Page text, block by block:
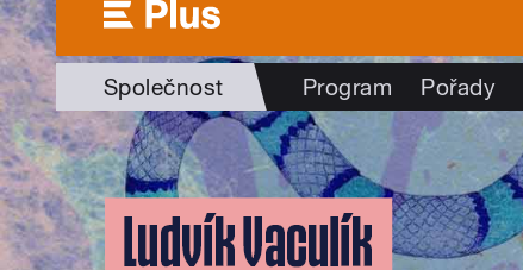
Společnost Program Pořady